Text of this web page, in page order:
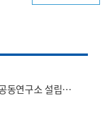
동연구소 설립…